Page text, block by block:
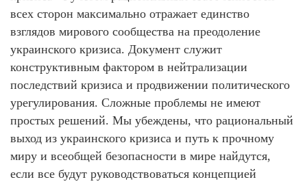
всех сторон максимально отражает единство
взглядов мирового сообщества на преодоление
украинского кризиса. Документ служит
конструктивным фактором в нейтрализации
последствий кризиса и продвижении политического
урегулирования. Сложные проблемы не имеют
простых решений. Мы убеждены, что рациональный
выход из украинского кризиса и путь к прочному
миру и всеобщей безопасности в мире найдутся,
если все будут руководствоваться концепцией